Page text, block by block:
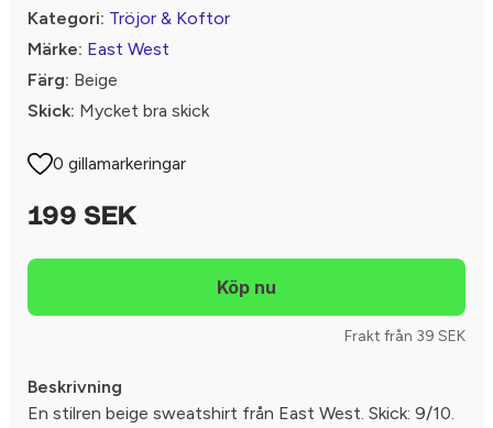
Kategori: Tröjor & Koftor
Märke: East West
Färg: Beige
Skick: Mycket bra skick
0 gillamarkeringar
199 SEK
Frakt från 39 SEK
Beskrivning
En stilren beige sweatshirt från East West. Skick: 9/10.